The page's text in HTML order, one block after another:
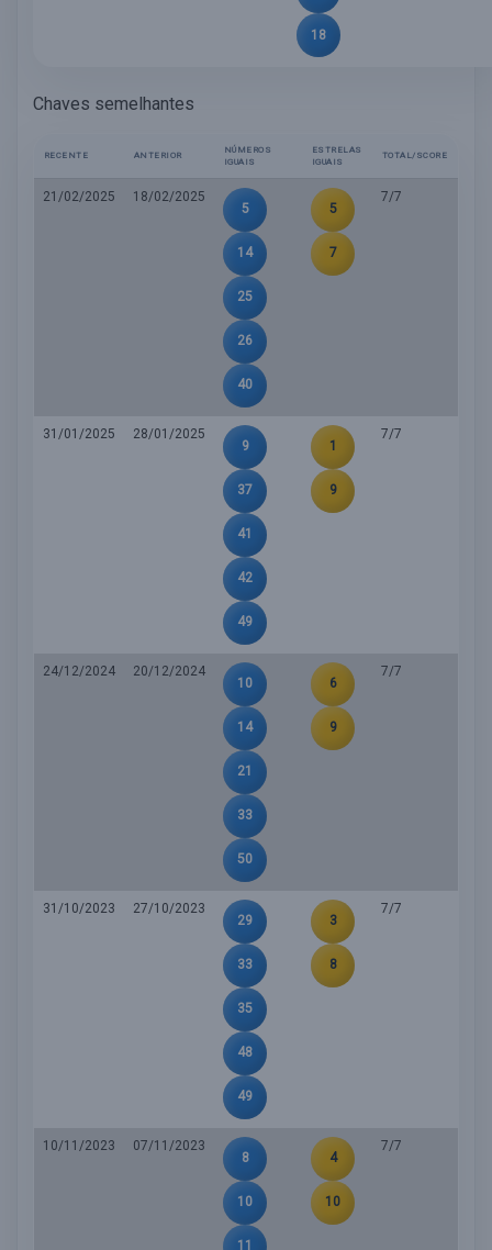
18
Chaves semelhantes
RECENTE ANTERIOR
NÚMEROS
IGUAIS
ESTRELAS
IGUAIS
TOTAL/SCORE
21/02/2025
18/02/2025
5
14
25
26
40
5
7
7/7
31/01/2025
28/01/2025
9
37
41
42
49
1
9
7/7
24/12/2024
20/12/2024
10
14
21
33
50
6
9
7/7
31/10/2023
27/10/2023
29
33
35
48
49
3
8
7/7
10/11/2023
07/11/2023
8
10
11
4
10
7/7